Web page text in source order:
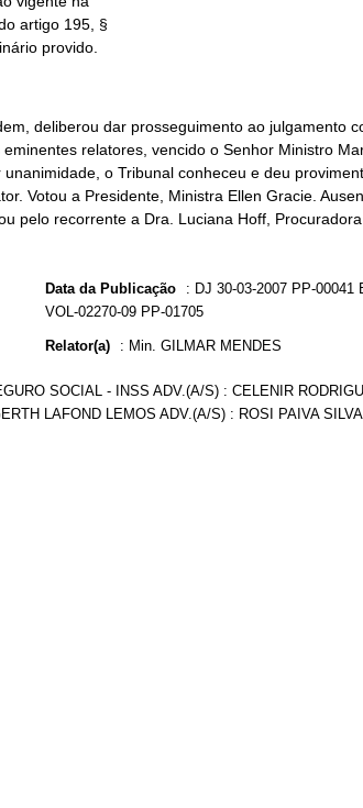
provido.
deliberou dar prosseguimento ao julgamento
relatores, vencido o Senhor Ministro
o Tribunal conheceu e deu
Votou a Presidente, Ministra Ellen Gracie.
pelo recorrente a Dra. Luciana Hoff,
Data da Publicação : DJ 30-03-2007 PP-00041
VOL-02270-09 PP-01705
Relator(a) : Min. GILMAR MENDES
SOCIAL - INSS ADV.(A/S) : CELENIR
LAFOND LEMOS ADV.(A/S) : ROSI PAIVA